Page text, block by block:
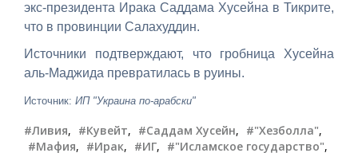
экс-президента Ирака Саддама Хусейна в Тикрите,
что в провинции Салахуддин.
Источники подтверждают, что гробница Хусейна
аль-Маджида превратилась в руины.
Источник: ИП "Украина по-арабски"
#Ливия, #Кувейт, #Саддам Хусейн, #"Хезболла",
#Мафия, #Ирак, #ИГ, #"Исламское государство",